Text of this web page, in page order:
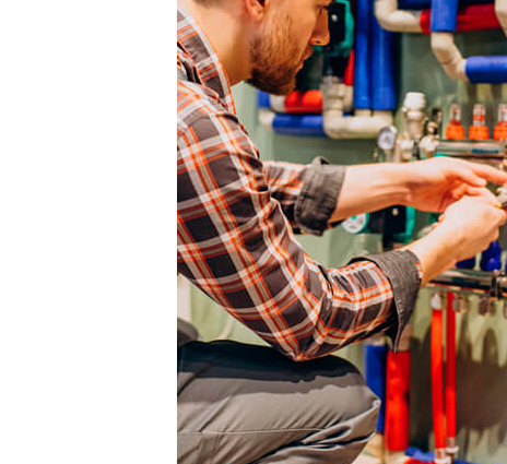
Программа
Федеральным
Приказом